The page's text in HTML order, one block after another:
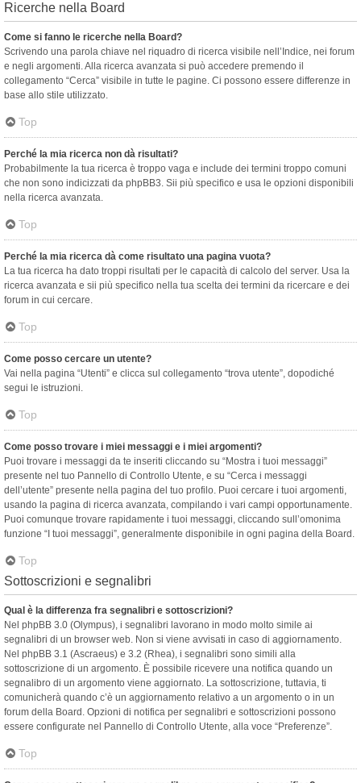
Ricerche nella Board
Come si fanno le ricerche nella Board?
Scrivendo una parola chiave nel riquadro di ricerca visibile nell’Indice, nei forum
e negli argomenti. Alla ricerca avanzata si può accedere premendo il
collegamento “Cerca” visibile in tutte le pagine. Ci possono essere differenze in
base allo stile utilizzato.
Top
Perché la mia ricerca non dà risultati?
Probabilmente la tua ricerca è troppo vaga e include dei termini troppo comuni
che non sono indicizzati da phpBB3. Sii più specifico e usa le opzioni disponibili
nella ricerca avanzata.
Top
Perché la mia ricerca dà come risultato una pagina vuota?
La tua ricerca ha dato troppi risultati per le capacità di calcolo del server. Usa la
ricerca avanzata e sii più specifico nella tua scelta dei termini da ricercare e dei
forum in cui cercare.
Top
Come posso cercare un utente?
Vai nella pagina “Utenti” e clicca sul collegamento “trova utente”, dopodiché
segui le istruzioni.
Top
Come posso trovare i miei messaggi e i miei argomenti?
Puoi trovare i messaggi da te inseriti cliccando su “Mostra i tuoi messaggi”
presente nel tuo Pannello di Controllo Utente, e su “Cerca i messaggi
dell’utente” presente nella pagina del tuo profilo. Puoi cercare i tuoi argomenti,
usando la pagina di ricerca avanzata, compilando i vari campi opportunamente.
Puoi comunque trovare rapidamente i tuoi messaggi, cliccando sull’omonima
funzione “I tuoi messaggi”, generalmente disponibile in ogni pagina della Board.
Top
Sottoscrizioni e segnalibri
Qual è la differenza fra segnalibri e sottoscrizioni?
Nel phpBB 3.0 (Olympus), i segnalibri lavorano in modo molto simile ai
segnalibri di un browser web. Non si viene avvisati in caso di aggiornamento.
Nel phpBB 3.1 (Ascraeus) e 3.2 (Rhea), i segnalibri sono simili alla
sottoscrizione di un argomento. È possibile ricevere una notifica quando un
segnalibro di un argomento viene aggiornato. La sottoscrizione, tuttavia, ti
comunicherà quando c’è un aggiornamento relativo a un argomento o in un
forum della Board. Opzioni di notifica per segnalibri e sottoscrizioni possono
essere configurate nel Pannello di Controllo Utente, alla voce “Preferenze”.
Top